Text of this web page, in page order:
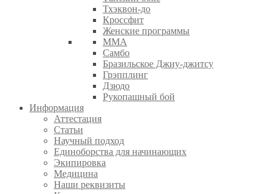
Тхэквон-до
Кроссфит
Женские программы
ММА
Самбо
Бразильское Джиу-джитсу
Грэпплинг
Дзюдо
Рукопашный бой
Информация
Аттестация
Статьи
Научный подход
Единоборства для начинающих
Экипировка
Медицина
Наши реквизиты